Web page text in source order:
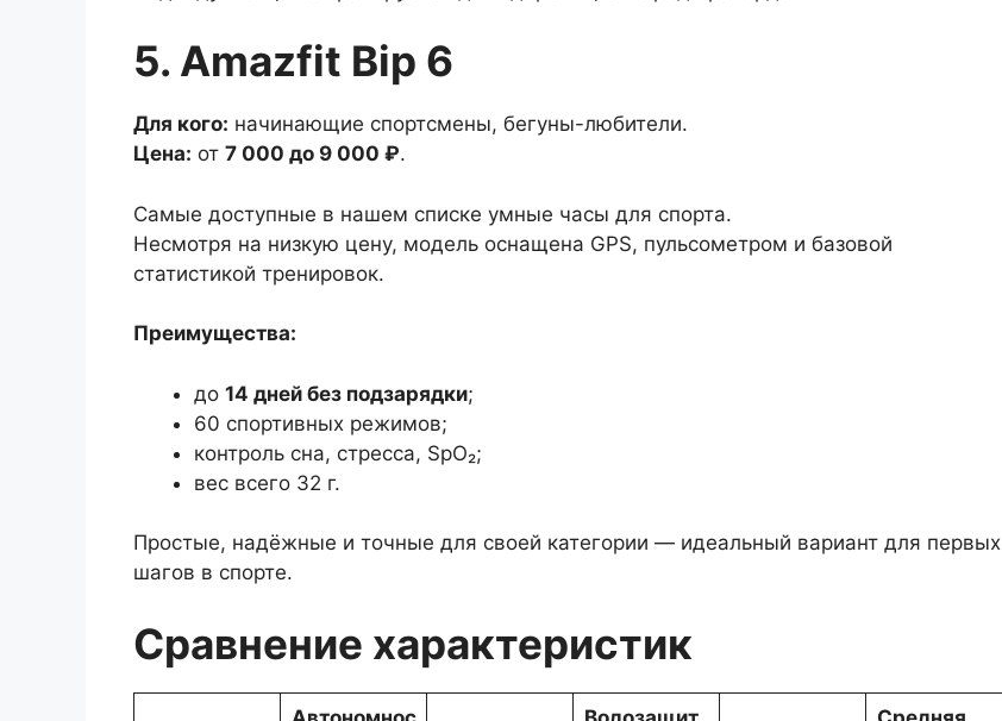
5. Amazfit Bip 6
Для кого: начинающие спортсмены, бегуны-любители.
Цена: от 7 000 до 9 000 ₽.
Самые доступные в нашем списке умные часы для спорта.
Несмотря на низкую цену, модель оснащена GPS, пульсометром и базовой
статистикой тренировок.
Преимущества:
до 14 дней без подзарядки;
60 спортивных режимов;
контроль сна, стресса, SpO₂;
вес всего 32 г.
Простые, надёжные и точные для своей категории — идеальный вариант для первых
шагов в спорте.
Сравнение характеристик